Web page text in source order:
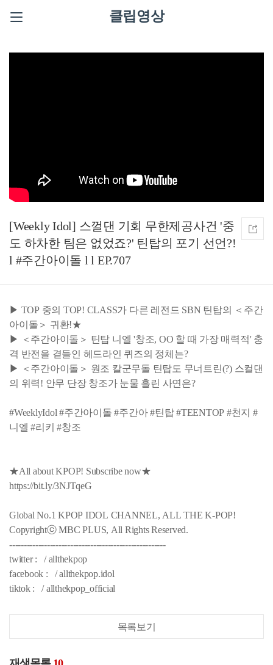
클립영상
[Weekly Idol] 스껄댄 기회 무한제공사건 '중
도 하차한 팀은 없었죠?' 틴탑의 포기 선언?!
l #주간아이돌 l l EP.707
▶ TOP 중의 TOP! CLASS가 다른 레전드 SBN 틴탑의 ＜주간
아이돌＞ 귀환!★
▶ ＜주간아이돌＞ 틴탑 니엘 '창조, OO 할 때 가장 매력적' 충
격 반전을 곁들인 헤드라인 퀴즈의 정체는?
▶ ＜주간아이돌＞ 원조 칼군무돌 틴탑도 무너트린(?) 스컬댄
의 위력! 안무 단장 창조가 눈물 흘린 사연은?
#WeeklyIdol #주간아이돌 #주간아 #틴탑 #TEENTOP #천지 #
니엘 #리키 #창조
★All about KPOP! Subscribe now★
https://bit.ly/3NJTqeG
Global No.1 KPOP IDOL CHANNEL, ALL THE K-POP!
Copyrightⓒ MBC PLUS, All Rights Reserved.
------------------------------------------------------
twitter : / allthekpop
facebook : / allthekpop.idol
tiktok : / allthekpop_official
목록보기